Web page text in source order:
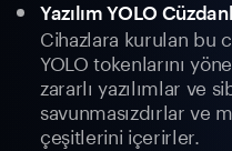
Yazılım YOLO
Cihazlara kurulan bu
YOLO tokenlarını
zararlı yazılımlar ve
savunmasızdırlar ve
çeşitlerini içerirler.